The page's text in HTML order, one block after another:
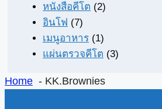
หนังสือคีโต (2)
อินโฟ (7)
เมนูอาหาร (1)
แผ่นตรวจคีโต (3)
Home KK.Brownies